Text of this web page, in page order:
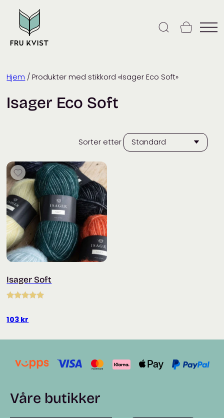
content
Hjem / Produkter med stikkord «Isager Eco Soft»
Isager Eco Soft
Sorter etter
Isager Soft
av 5
103 kr
Våre butikker